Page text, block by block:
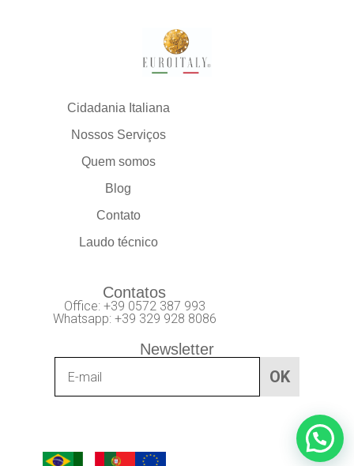
Cidadania Italiana
Nossos Serviços
Quem somos
Blog
Contato
Laudo técnico
Newsletter
Contatos
Office: +39 0572 387 993
Whatsapp: +39 329 928 8086